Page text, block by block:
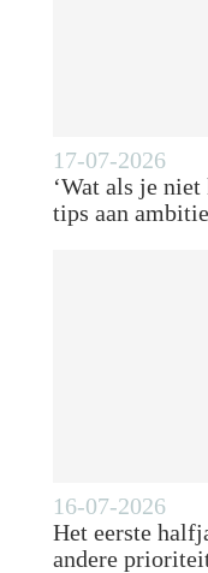
17-07-2026
‘Wat als je
tips aan
16-07-2026
Het eerste
andere